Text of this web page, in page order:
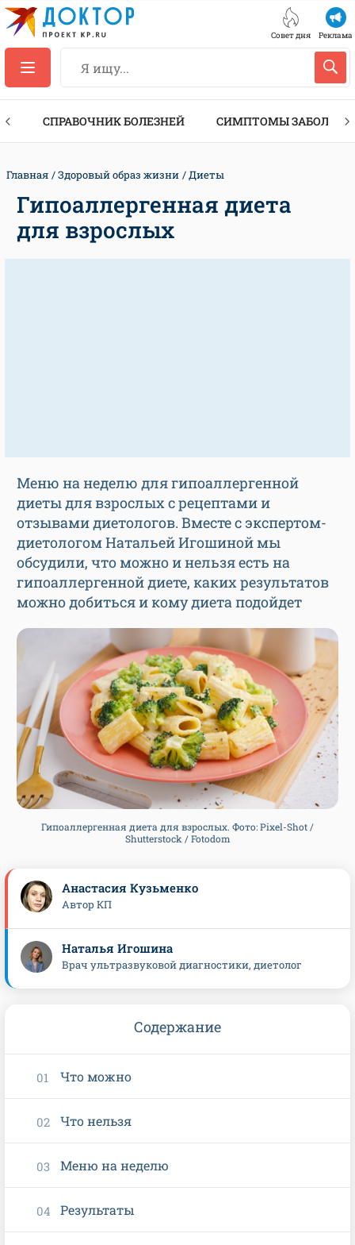
Совет дня Реклама
СПРАВОЧНИК БОЛЕЗНЕЙ СИМПТОМЫ
Главная Здоровый образ жизни Диеты
Гипоаллергенная диета
для взрослых
Меню на неделю для гипоаллергенной
диеты для взрослых с рецептами и
отзывами диетологов. Вместе с экспертом-
диетологом Натальей Игошиной мы
обсудили, что можно и нельзя есть на
гипоаллергенной диете, каких результатов
можно добиться и кому диета подойдет
Гипоаллергенная диета для взрослых. Фото: Pixel-Shot /
Shutterstock / Fotodom
Анастасия Кузьменко
Автор КП
Наталья Игошина
Врач ультразвуковой диагностики, диетолог
Содержание
Что можно
Что нельзя
Меню на неделю
Результаты